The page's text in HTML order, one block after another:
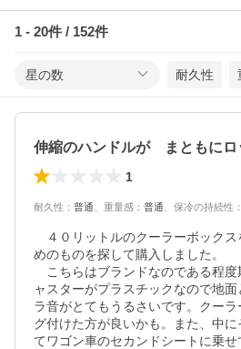
1 - 20件 / 152件
星の数 耐久性
1
耐久性 ： 普通 重量感 ： 普通 保冷の持続性 ：
４０リットルのクーラーボックス
めのものを探して購入しました。
こちらはブランドなのである程度
ャスターがプラスチックなので地
ラ音がとてもうるさいです。クー
グ付けた方が良いかも。また、中
てワゴン車のセカンドシートに乗